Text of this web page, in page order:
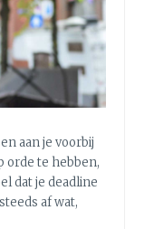
aan je voorbij
orde te hebben,
dat je deadline
af wat,